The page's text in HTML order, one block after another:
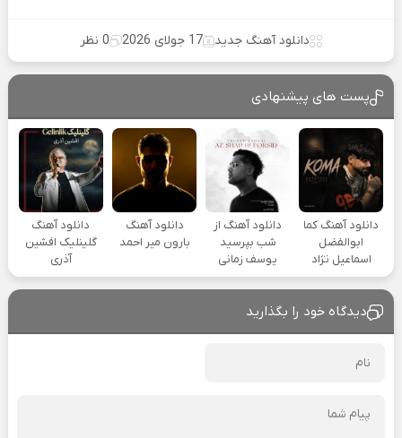
دانلود آهنگ جدید 17 جولای 2026 0 نظر
پست های پیشنهادی
دانلود آهنگ کما
ابوالفضل
اسماعیل نژاد
دانلود آهنگ از
شب بپرسید
یوسف زمانی
دانلود آهنگ
بارون میر احمد
دانلود آهنگ
گلینلیک افشین
آذری
دیدگاه خود را بگذارید